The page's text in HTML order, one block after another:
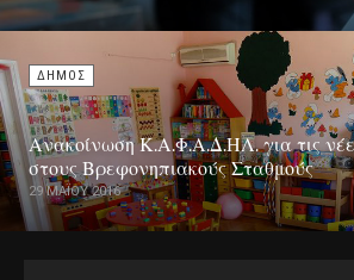
ΔΗΜΟΣ
Ανακοίνωση Κ.Α.Φ.Α.Δ.ΗΛ. για τις
στους Βρεφονηπιακούς Σταθμούς
29 ΜΑΪ́ΟΥ 2016